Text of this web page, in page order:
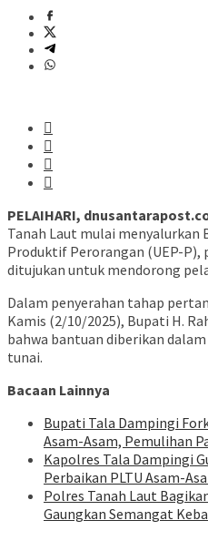
PELAIHARI,
Tanah Laut mulai menyalurkan
Produktif Perorangan (UEP-
ditujukan untuk mendorong
Dalam penyerahan tahap
Kamis (2/10/2025), Bupati H.
bahwa bantuan diberikan
tunai.
Bacaan Lainnya
Bupati Tala Dampingi
Asam-Asam, Pemulihan
Kapolres Tala Dampingi
Perbaikan PLTU Asam-
Polres Tanah Laut
Gaungkan Semangat